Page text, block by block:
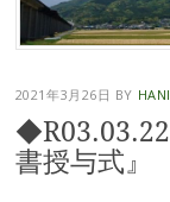
2021年3月26日 BY
書授与式』